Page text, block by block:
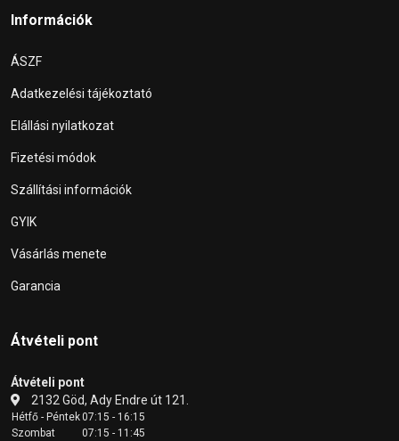
Információk
ÁSZF
Adatkezelési tájékoztató
Elállási nyilatkozat
Fizetési módok
Szállítási információk
GYIK
Vásárlás menete
Garancia
Átvételi pont
Átvételi pont
2132 Göd, Ady Endre út 121.
Hétfő - Péntek07:15 - 16:15
Szombat
07:15 - 11:45